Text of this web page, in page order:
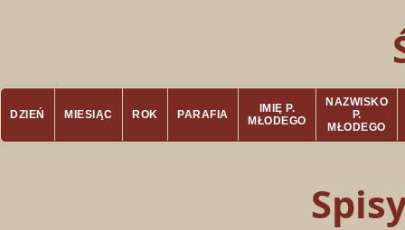
DZIEŃ MIESIĄC ROK PARAFIA
IMIĘ P.
MŁODEGO
NAZWISKO
P.
MŁODEGO